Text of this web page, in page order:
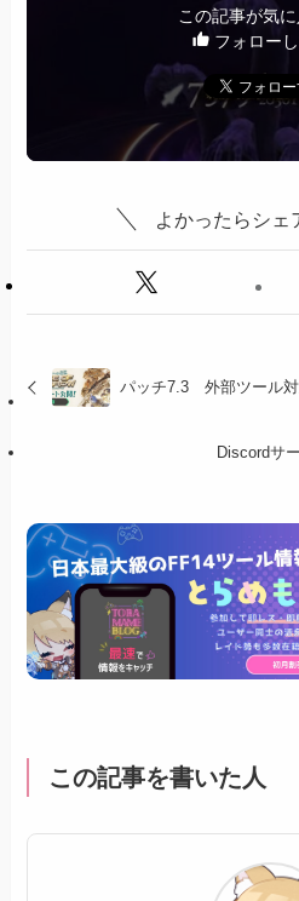
この記事が気
フォローし
よかったらシェ
パッチ7.3 外部ツール
Discordサ
この記事を書いた人